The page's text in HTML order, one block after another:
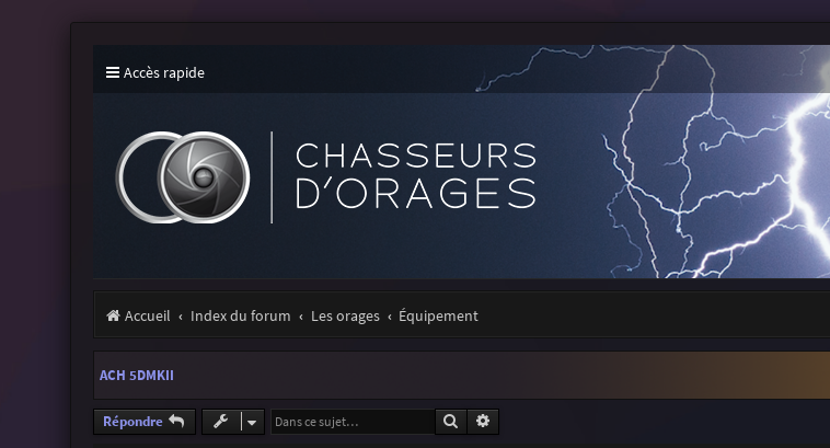
Accès rapide
Accueil Index du forum Les orages Équipement
ACH 5DMKII
Répondre Rechercher